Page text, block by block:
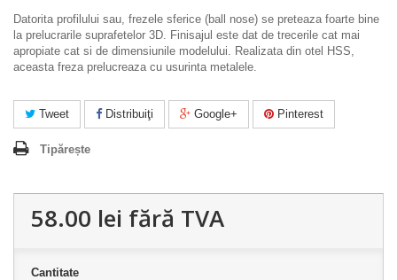
Datorita profilului sau, frezele sferice (ball nose) se preteaza foarte bine
la prelucrarile suprafetelor 3D. Finisajul este dat de trecerile cat mai
apropiate cat si de dimensiunile modelului. Realizata din otel HSS,
aceasta freza prelucreaza cu usurinta metalele.
Tweet Distribuiţi Google+ Pinterest
Tipărește
58.00 lei fără TVA
Cantitate